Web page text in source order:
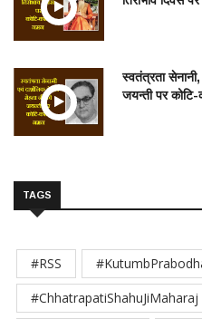
स्वतंत्रता सेनानी,
जयन्ती पर
TAGS
#RSS
#ChhatrapatiShahuJiMaharaj